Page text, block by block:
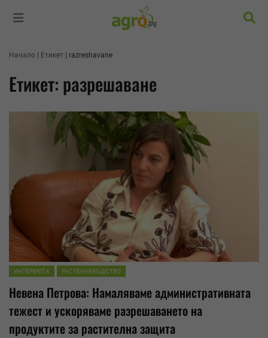
Начало Етикет razreshavane
Етикет: разрешаване
ИНТЕРВЮТА РАСТЕНИЕВЪДСТВО
Невена Петрова: Намаляваме административната
тежест и ускоряваме разрешаването на
продуктите за растителна защита